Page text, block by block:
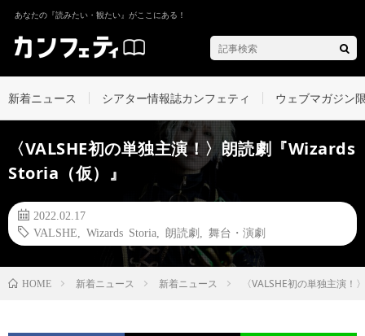
あなたの『読みたい・観たい』がここにある！
新着ニュース シアター情報誌カンフェティ ウェブマガジン
〈VALSHE初の単独主演！〉朗読劇『Wizards
Storia（仮）』
2022.02.17
VALSHE
Wizards Storia 朗読劇 舞台・演劇
HOME 新着ニュース 新着ニュース 〈VALSHE初の単独主演